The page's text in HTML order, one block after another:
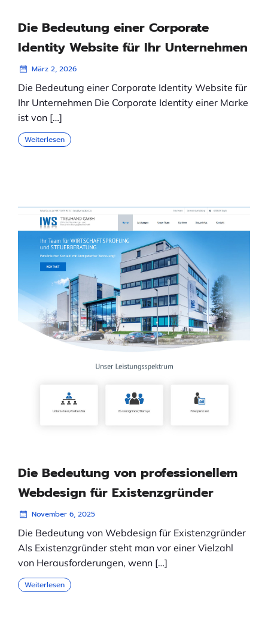
Die Bedeutung einer Corporate
Identity Website für Ihr Unternehmen
März 2, 2026
Die Bedeutung einer Corporate Identity Website für
Ihr Unternehmen Die Corporate Identity einer Marke
ist von […]
Weiterlesen
Die Bedeutung von professionellem
Webdesign für Existenzgründer
November 6, 2025
Die Bedeutung von Webdesign für Existenzgründer
Als Existenzgründer steht man vor einer Vielzahl
von Herausforderungen, wenn […]
Weiterlesen